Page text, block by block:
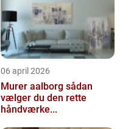
06 april 2026
Murer aalborg sådan
vælger du den rette
håndværke...